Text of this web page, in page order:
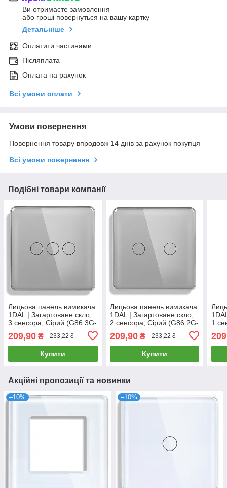
Ви отримаєте замовлення
або гроші повернуться на вашу картку
Детальніше
Оплатити частинами
Післяплата
Оплата на рахунок
Всі умови оплати
Умови повернення
Повернення товару впродовж 14 днів за рахунок покупця
Всі умови повернення
Подібні товари компанії
Лицьова панель вимикача
1DAL | Загартоване скло,
3 сенсора, Сірий (G86.3G-
209,90 ₴ 233,22 ₴
Купити
Лицьова панель вимикача
1DAL | Загартоване скло,
2 сенсора, Сірий (G86.2G-
209,90₴ 233,22 ₴
Купити
1
Акційні пропозиції та новинки
–10% –10%